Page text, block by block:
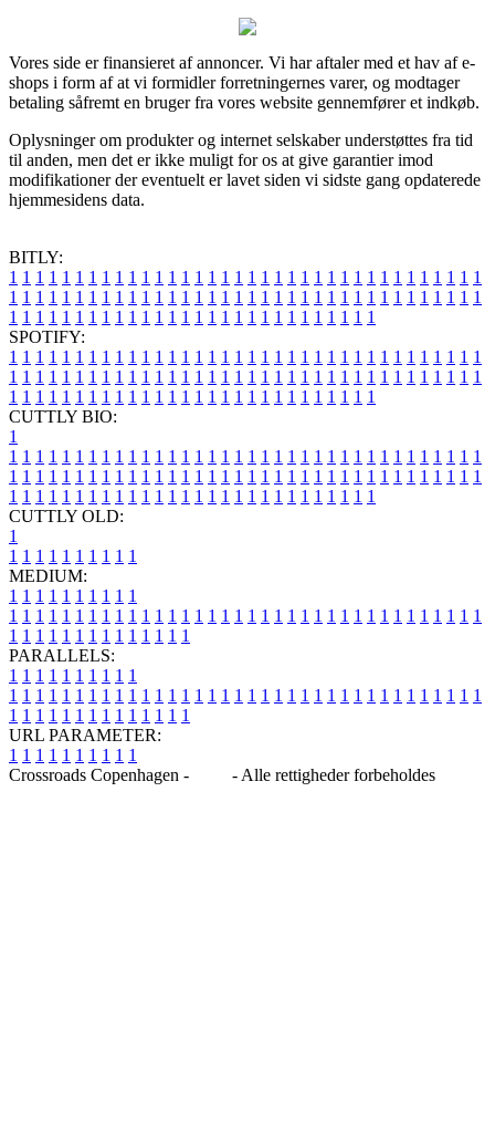
Vores side er finansieret af annoncer. Vi har aftaler med et hav af e-
shops i form af at vi formidler forretningernes varer, og modtager
betaling såfremt en bruger fra vores website gennemfører et indkøb.
Oplysninger om produkter og internet selskaber understøttes fra tid
til anden, men det er ikke muligt for os at give garantier imod
modifikationer der eventuelt er lavet siden vi sidste gang opdaterede
hjemmesidens data.
BITLY:
1 1 1 1 1 1 1 1 1 1 1 1 1 1 1 1 1 1 1 1 1 1 1 1 1 1 1 1 1 1 1 1 1 1 1 1
1 1 1 1 1 1 1 1 1 1 1 1 1 1 1 1 1 1 1 1 1 1 1 1 1 1 1 1 1 1 1 1 1 1 1 1
1 1 1 1 1 1 1 1 1 1 1 1 1 1 1 1 1 1 1 1 1 1 1 1 1 1 1 1
SPOTIFY:
1 1 1 1 1 1 1 1 1 1 1 1 1 1 1 1 1 1 1 1 1 1 1 1 1 1 1 1 1 1 1 1 1 1 1 1
1 1 1 1 1 1 1 1 1 1 1 1 1 1 1 1 1 1 1 1 1 1 1 1 1 1 1 1 1 1 1 1 1 1 1 1
1 1 1 1 1 1 1 1 1 1 1 1 1 1 1 1 1 1 1 1 1 1 1 1 1 1 1 1
CUTTLY BIO:
1
1 1 1 1 1 1 1 1 1 1 1 1 1 1 1 1 1 1 1 1 1 1 1 1 1 1 1 1 1 1 1 1 1 1 1 1
1 1 1 1 1 1 1 1 1 1 1 1 1 1 1 1 1 1 1 1 1 1 1 1 1 1 1 1 1 1 1 1 1 1 1 1
1 1 1 1 1 1 1 1 1 1 1 1 1 1 1 1 1 1 1 1 1 1 1 1 1 1 1 1
CUTTLY OLD:
1
1 1 1 1 1 1 1 1 1 1
MEDIUM:
1 1 1 1 1 1 1 1 1 1
1 1 1 1 1 1 1 1 1 1 1 1 1 1 1 1 1 1 1 1 1 1 1 1 1 1 1 1 1 1 1 1 1 1 1 1
1 1 1 1 1 1 1 1 1 1 1 1 1 1
PARALLELS:
1 1 1 1 1 1 1 1 1 1
1 1 1 1 1 1 1 1 1 1 1 1 1 1 1 1 1 1 1 1 1 1 1 1 1 1 1 1 1 1 1 1 1 1 1 1
1 1 1 1 1 1 1 1 1 1 1 1 1 1
URL PARAMETER:
1 1 1 1 1 1 1 1 1 1
Crossroads Copenhagen -
- Alle rettigheder forbeholdes